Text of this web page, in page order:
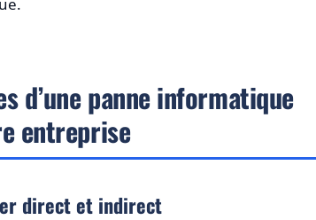
d’une panne informatique
entreprise
direct et indirect